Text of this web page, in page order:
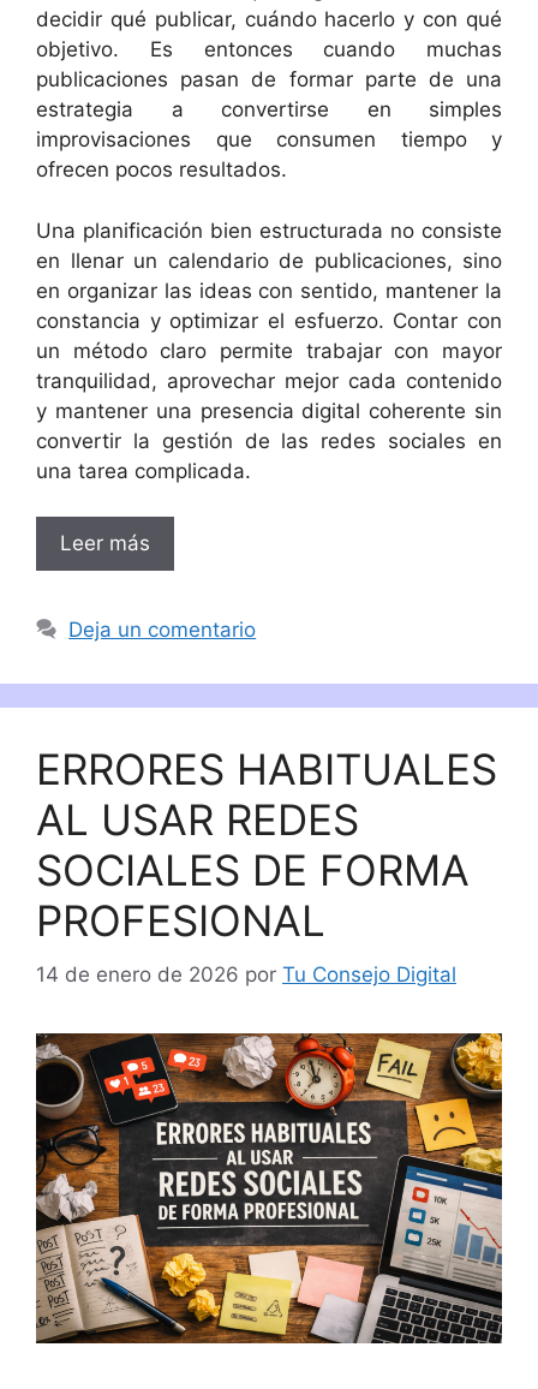
decidir qué publicar, cuándo hacerlo y con qué
objetivo. Es entonces cuando muchas
publicaciones pasan de formar parte de una
estrategia a convertirse en simples
improvisaciones que consumen tiempo y
ofrecen pocos resultados.
Una planificación bien estructurada no consiste
en llenar un calendario de publicaciones, sino
en organizar las ideas con sentido, mantener la
constancia y optimizar el esfuerzo. Contar con
un método claro permite trabajar con mayor
tranquilidad, aprovechar mejor cada contenido
y mantener una presencia digital coherente sin
convertir la gestión de las redes sociales en
una tarea complicada.
Leer más
Deja un comentario
ERRORES HABITUALES
AL USAR REDES
SOCIALES DE FORMA
PROFESIONAL
14 de enero de 2026 por Tu Consejo Digital